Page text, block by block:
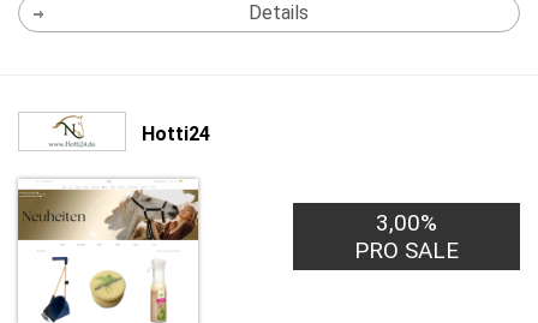
Details
Hotti24
3,00%
PRO SALE